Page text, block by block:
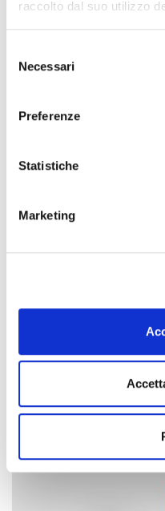
raccolto dal suo utilizzo
delNecessari
Preferenze
Statistiche
Marketing
SPRAY DE